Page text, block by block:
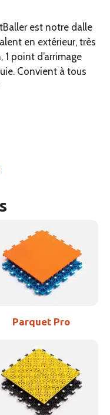
est notre dalle
en extérieur, très
point d’arrimage
Convient à tous
Parquet Pro